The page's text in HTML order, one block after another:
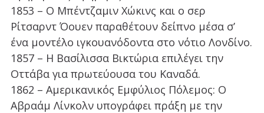
1853 – Ο Μπέντζαμιν Χώκινς και ο σερ
Ρίτσαρντ Όουεν παραθέτουν δείπνο μέσα σ’
ένα μοντέλο ιγκουανόδοντα στο νότιο Λονδίνο.
1857 – Η Βασίλισσα Βικτώρια επιλέγει την
Οττάβα για πρωτεύουσα του Καναδά.
1862 – Αμερικανικός Εμφύλιος Πόλεμος: Ο
Αβραάμ Λίνκολν υπογράφει πράξη με την